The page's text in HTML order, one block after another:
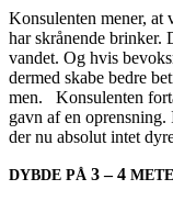
Kon­su­len­ten mener, at
har skrå­nen­de brin­ker.
van­det. Og hvis
der­med ska­be bed­re
men. Kon­su­len­ten
gavn af en
der nu abso­lut intet
DYBDE PÅ 3 – 4